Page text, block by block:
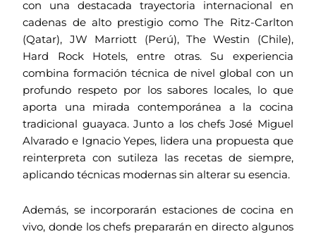
con una destacada trayectoria internacional en
cadenas de alto prestigio como The Ritz-Carlton
(Qatar), JW Marriott (Perú), The Westin (Chile),
Hard Rock Hotels, entre otras. Su experiencia
combina formación técnica de nivel global con un
profundo respeto por los sabores locales, lo que
aporta una mirada contemporánea a la cocina
tradicional guayaca. Junto a los chefs José Miguel
Alvarado e Ignacio Yepes, lidera una propuesta que
reinterpreta con sutileza las recetas de siempre,
aplicando técnicas modernas sin alterar su esencia.
Además, se incorporarán estaciones de cocina en
vivo, donde los chefs prepararán en directo algunos